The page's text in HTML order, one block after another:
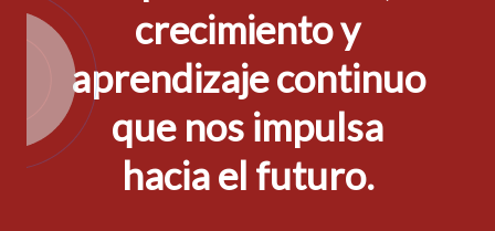
crecimiento y
aprendizaje continuo
que nos impulsa
hacia el futuro.